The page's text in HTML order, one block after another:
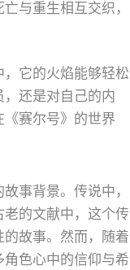
与重生相互交织，
它的火焰能够轻松
还是对自己的内
赛尔号》的世界
事背景。传说中，
的文献中，这个传
故事。然而，随着
角色心中的信仰与希